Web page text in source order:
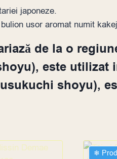
japoneze.
usor aromat numit
de la o
este
shoyu),
❄︎